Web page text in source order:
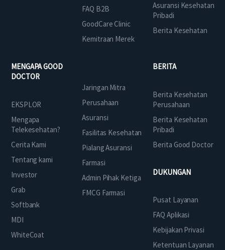
FAQ B2B
GoodCare Clinic
Kemitraan Merek
Asuransi Kesehatan
Pribadi
Berita Kesehatan
MENGAPA GOOD
DOCTOR
EKSPLOR
Mengapa
Telekesehatan?
Cerita Kami
Tentang kami
Investor
Grab
Softbank
MDI
WhiteCoat
Jaringan Mitra
Perusahaan
Asuransi
Fasilitas Kesehatan
Pialang Asuransi
Farmasi
Admin Pihak Ketiga
FMCG Farmasi
BERITA
Berita Kesehatan
Perusahaan
Berita Kesehatan
Pribadi
Berita Good Doctor
DUKUNGAN
Pusat Layanan
FAQ Aplikasi
Kebijakan Privasi
Ketentuan Layanan